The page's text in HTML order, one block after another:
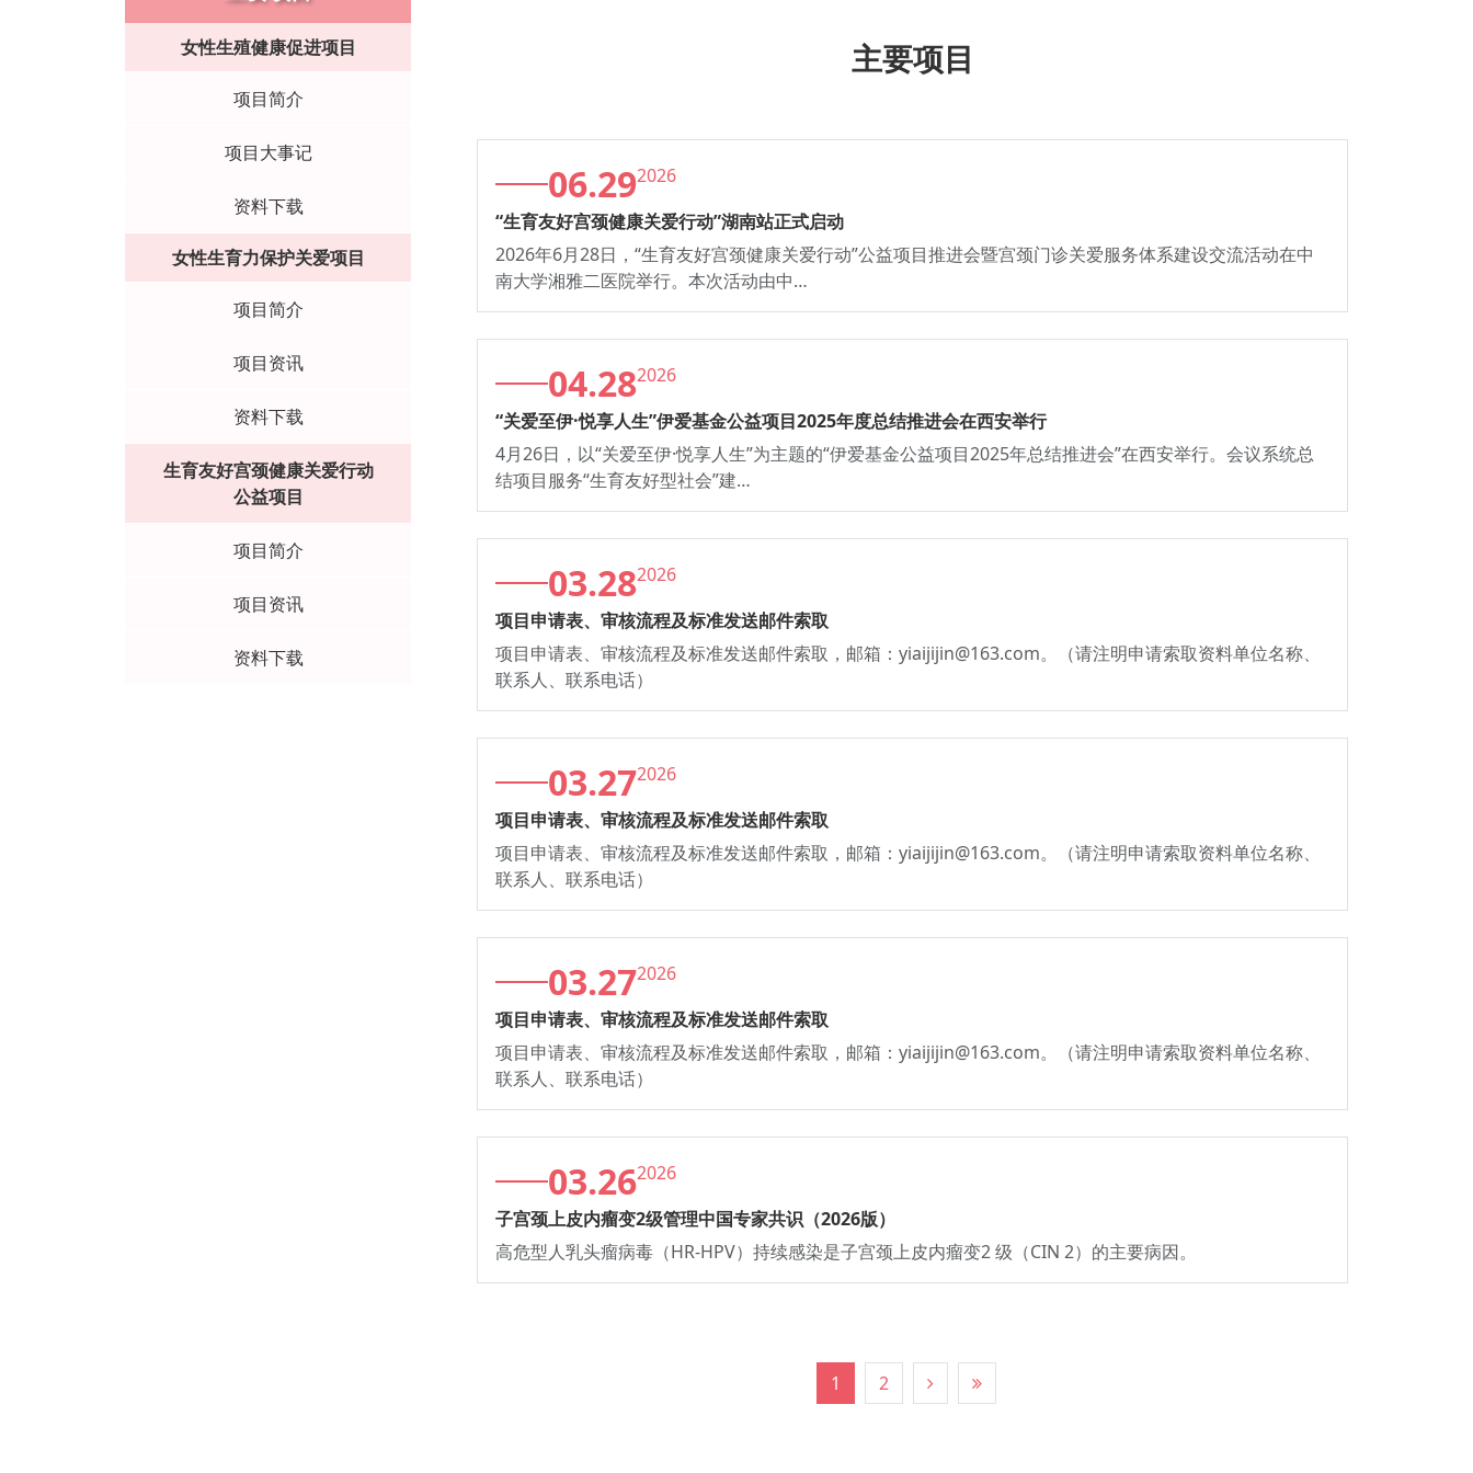
女性生殖健康促进项目
项目简介
项目大事记
资料下载
女性生育力保护关爱项目
项目简介
项目资讯
资料下载
生育友好宫颈健康关爱行动
公益项目
项目简介
项目资讯
资料下载
主要项目
06.292026
“生育友好宫颈健康关爱行动”湖南站正式启动
2026年6月28日，“生育友好宫颈健康关爱行动”公益项目推进会暨宫颈门诊关爱服务体系建设交流活动在中
南大学湘雅二医院举行。本次活动由中…
04.282026
“关爱至伊·悦享人生”伊爱基金公益项目2025年度总结推进会在西安举行
4月26日，以“关爱至伊·悦享人生”为主题的“伊爱基金公益项目2025年总结推进会”在西安举行。会议系统总
结项目服务“生育友好型社会”建…
03.282026
项目申请表、审核流程及标准发送邮件索取
项目申请表、审核流程及标准发送邮件索取，邮箱：yiaijijin@163.com。（请注明申请索取资料单位名称、
联系人、联系电话）
03.272026
项目申请表、审核流程及标准发送邮件索取
项目申请表、审核流程及标准发送邮件索取，邮箱：yiaijijin@163.com。（请注明申请索取资料单位名称、
联系人、联系电话）
03.272026
项目申请表、审核流程及标准发送邮件索取
项目申请表、审核流程及标准发送邮件索取，邮箱：yiaijijin@163.com。（请注明申请索取资料单位名称、
联系人、联系电话）
03.262026
子宫颈上皮内瘤变2级管理中国专家共识（2026版）
高危型人乳头瘤病毒（HR-HPV）持续感染是子宫颈上皮内瘤变2 级（CIN 2）的主要病因。
1 2